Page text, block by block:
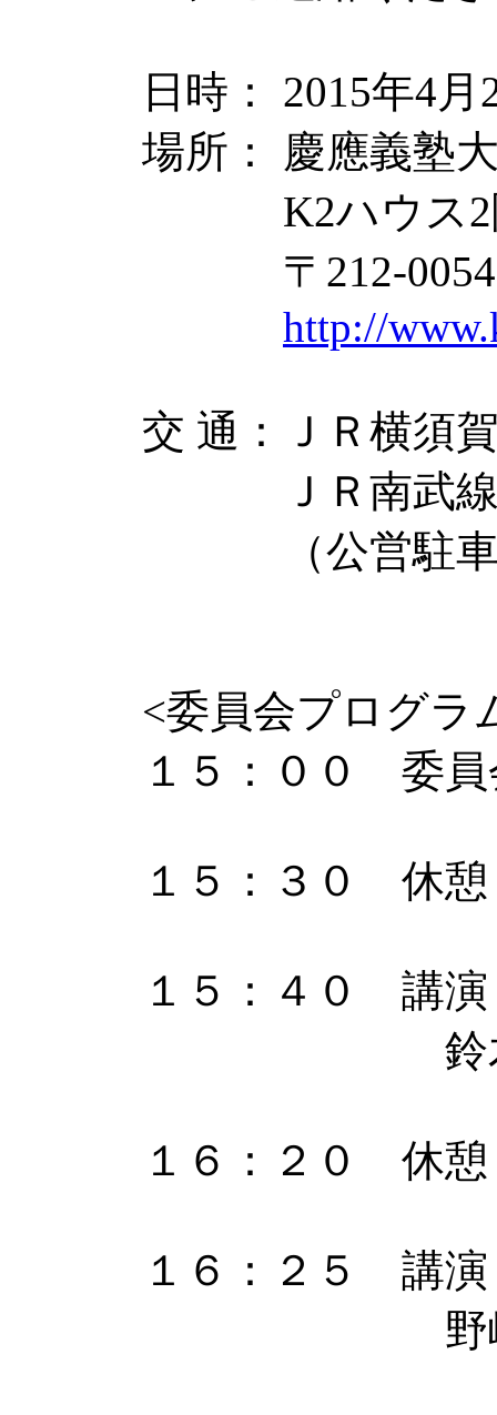
日時： 2015年4
場所： 慶應義塾
K2ハウス2
〒212-0054
http://
交 通：ＪＲ横須
ＪＲ南武線
（公営駐車
<委員会プログ
１５：００ 委員
１５：３０ 休憩
１５：４０ 講
鈴木茜、嶋
１６：２０ 休憩
１６：２５ 講
野崎 貴裕